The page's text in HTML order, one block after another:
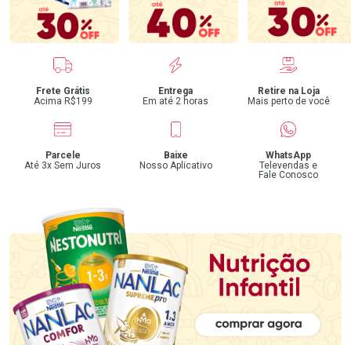
Benefícios
Frete Grátis
Acima R$199
Entrega
Em até 2 horas
Retire na Loja
Mais perto de você
Parcele
Até 3x Sem Juros
Baixe
Nosso Aplicativo
WhatsApp
Televendas e
Fale Conosco